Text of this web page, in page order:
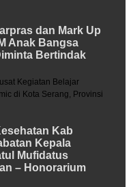
dan Mark Up
Anak Bangsa
Bertindak
Kegiatan Belajar
di Kota Serang, Provinsi
Kab
Kepala
Mufidatus
– Honorarium